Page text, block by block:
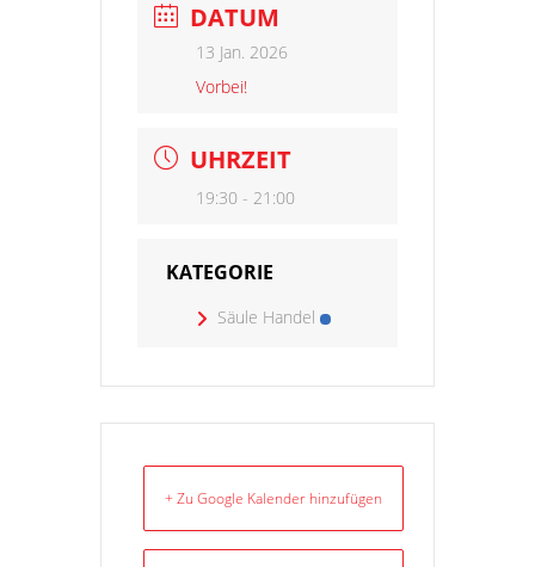
DATUM
13 Jan. 2026
Vorbei!
UHRZEIT
19:30 - 21:00
KATEGORIE
Säule Handel
+ Zu Google Kalender hinzufügen